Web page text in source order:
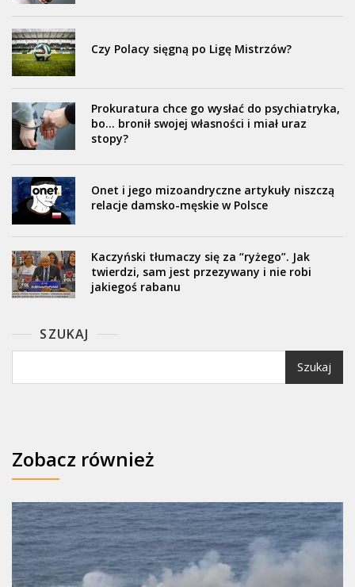
Czy Polacy sięgną po Ligę Mistrzów?
Prokuratura chce go wysłać do psychiatryka,
bo… bronił swojej własności i miał uraz
stopy?
Onet i jego mizoandryczne artykuły niszczą
relacje damsko-męskie w Polsce
Kaczyński tłumaczy się za “ryżego”. Jak
twierdzi, sam jest przezywany i nie robi
jakiegoś rabanu
SZUKAJ
Szukaj
Zobacz również